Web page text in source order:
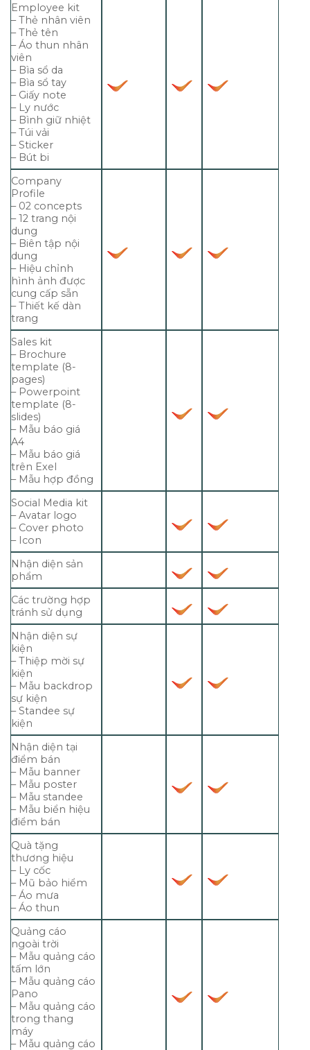
Employee kit
– Thẻ nhân viên
– Thẻ tên
– Áo thun nhân
viên
– Bìa sổ da
– Bìa sổ tay
– Giấy note
– Ly nước
– Bình giữ nhiệt
– Túi vải
– Sticker
– Bút bi
Company
Profile
– 02 concepts
– 12 trang nội
dung
– Biên tập nội
dung
– Hiệu chỉnh
hình ảnh được
cung cấp sẵn
– Thiết kế dàn
trang
Sales kit
– Brochure
template (8-
pages)
– Powerpoint
template (8-
slides)
– Mẫu báo giá
A4
– Mẫu báo giá
trên Exel
– Mẫu hợp đồng
Social Media kit
– Avatar logo
– Cover photo
– Icon
Nhận diện sản
phẩm
Các trường hợp
tránh sử dụng
Nhận diện sự
kiện
– Thiệp mời sự
kiện
– Mẫu backdrop
sự kiện
– Standee sự
kiện
Nhận diện tại
điểm bán
– Mẫu banner
– Mẫu poster
– Mẫu standee
– Mẫu biển hiệu
điểm bán
Quà tặng
thương hiệu
– Ly cốc
– Mũ bảo hiểm
– Áo mưa
– Áo thun
Quảng cáo
ngoài trời
– Mẫu quảng cáo
tấm lớn
– Mẫu quảng cáo
Pano
– Mẫu quảng cáo
trong thang
máy
– Mẫu quảng cáo